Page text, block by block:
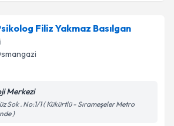
Karadeniz için randevu takvimi talebi
bu uzmandan randevu almanız için bir
e-posta ile bilgilendireceğiz.
Filiz Yakmaz Basılgan
Merkezi
Sok . No:1/1 ( Kükürtlü - Sırameşeler Metro
)